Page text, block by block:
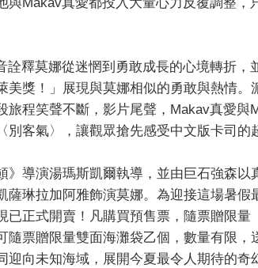
與Makav真愛都投入大量心力反覆調整，
詮釋莫娜從迷惘到勇敢成長的心境轉折，
美獎！」展現與莫娜相似的勇敢與熱情。
旅程笑聲不斷，影片尾聲，Makav真愛與
客氣〉，讓觀眾搶先感受中文版卡司的
》導演湯瑪斯凱爾執導，並由巨石強森以
琳拉加阿雅飾演莫娜。為迎接這場暑假
已正式開賣！凡購買預售票，隨票贈限量
隨票贈限量雙面海灘袋乙個，數量有限，
迎向未知海域，展開今夏最令人期待的奇